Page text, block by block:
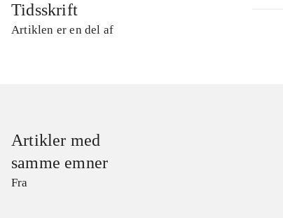
Tidsskrift
Artiklen er en del af
Artikler med
samme emner
Fra